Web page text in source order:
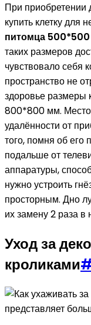
При приобретении
купить клетку для
питомца
таких размеров
чувствовало себя
пространство не
здоровье размеры
800*800 мм. Место
удалённости от
того, помня об его
подальше от
аппаратуры,
нужно устроить
просторным. Дно
их замену 2 раза в
Уход за
кроликами
представляет